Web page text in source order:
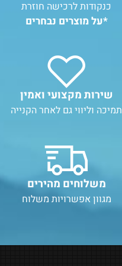
כנקודות לרכישה חוזרת
*על מוצרים נבחרים
שירות מקצועי ואמין
תמיכה וליווי גם לאחר הקנייה
משלוחים מהירים
מגוון אפשרויות משלוח